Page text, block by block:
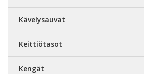
Kävelysauvat
Keittiötasot
Kengät